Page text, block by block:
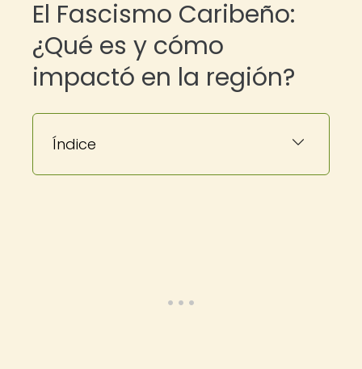
El Fascismo Caribeño:
¿Qué es y cómo
impactó en la región?
Índice